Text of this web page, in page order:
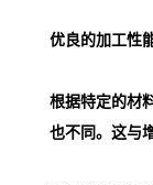
优良的加工性能
根据特定的材
也不同。这与